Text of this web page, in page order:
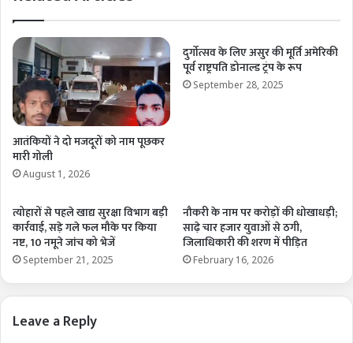
आतंकियों ने दो मजदूरों को नाम पूछकर
मारी गोली
August 1, 2026
दुर्गोत्सव के लिए असुर की मूर्ति अमेरिकी
पूर्व राष्ट्रपति डोनाल्ड ट्रंप के रूप
September 28, 2025
त्योहारों से पहले खाद्य सुरक्षा विभाग बड़ी
कार्रवाई, सड़े गले फल मौके पर किया
नष्ट, 10 नमूने जांच को भेजें
September 21, 2025
नौकरी के नाम पर करोड़ों की धोखाधड़ी;
साढ़े चार हजार युवाओं से ठगी,
जिलाधिकारी की शरण में पीड़ित
February 16, 2026
Leave a Reply